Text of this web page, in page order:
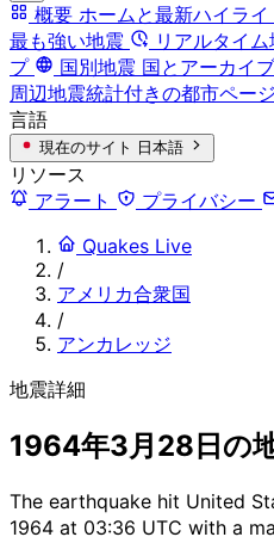
概要 ホームと最新ハイライ
最も強い地震
リアルタイム
プ
国別地震 国とアーカイ
周辺地震統計付きの都市ページ
言語
現在のサイト 日本語
リソース
アラート
プライバシー
Quakes Live
/
アメリカ合衆国
/
アンカレッジ
地震詳細
1964年3月28日の
The earthquake hit United
1964 at 03:36 UTC with a